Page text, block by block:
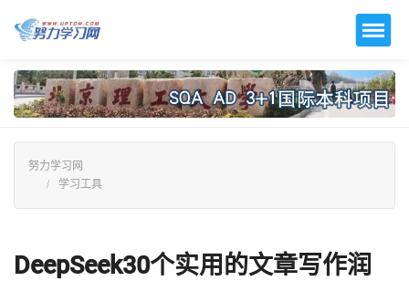
努力学习网
学习工具
DeepSeek30个实用的文章写作润